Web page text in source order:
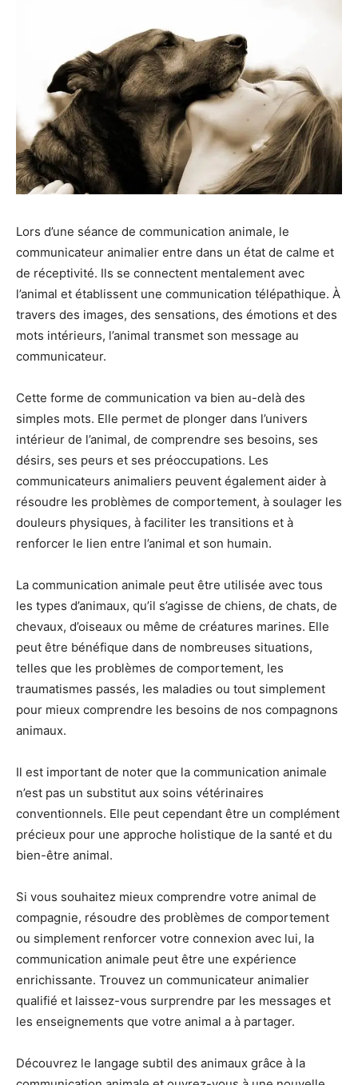
Lors d’une séance de communication animale, le
communicateur animalier entre dans un état de calme et
de réceptivité. Ils se connectent mentalement avec
l’animal et établissent une communication télépathique. À
travers des images, des sensations, des émotions et des
mots intérieurs, l’animal transmet son message au
communicateur.
Cette forme de communication va bien au-delà des
simples mots. Elle permet de plonger dans l’univers
intérieur de l’animal, de comprendre ses besoins, ses
désirs, ses peurs et ses préoccupations. Les
communicateurs animaliers peuvent également aider à
résoudre les problèmes de comportement, à soulager les
douleurs physiques, à faciliter les transitions et à
renforcer le lien entre l’animal et son humain.
La communication animale peut être utilisée avec tous
les types d’animaux, qu’il s’agisse de chiens, de chats, de
chevaux, d’oiseaux ou même de créatures marines. Elle
peut être bénéfique dans de nombreuses situations,
telles que les problèmes de comportement, les
traumatismes passés, les maladies ou tout simplement
pour mieux comprendre les besoins de nos compagnons
animaux.
Il est important de noter que la communication animale
n’est pas un substitut aux soins vétérinaires
conventionnels. Elle peut cependant être un complément
précieux pour une approche holistique de la santé et du
bien-être animal.
Si vous souhaitez mieux comprendre votre animal de
compagnie, résoudre des problèmes de comportement
ou simplement renforcer votre connexion avec lui, la
communication animale peut être une expérience
enrichissante. Trouvez un communicateur animalier
qualifié et laissez-vous surprendre par les messages et
les enseignements que votre animal a à partager.
Découvrez le langage subtil des animaux grâce à la